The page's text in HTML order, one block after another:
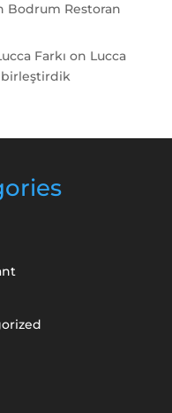
Bodrum Restoran
Farkı on Lucca
birleştirdik